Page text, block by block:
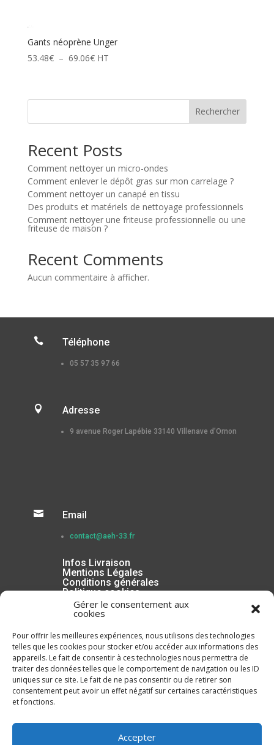
Gérer le consentement aux
cookies
Pour offrir les meilleures expériences, nous utilisons des technologies
telles que les cookies pour stocker et/ou accéder aux informations des
appareils. Le fait de consentir à ces technologies nous permettra de
traiter des données telles que le comportement de navigation ou les ID
uniques sur ce site. Le fait de ne pas consentir ou de retirer son
consentement peut avoir un effet négatif sur certaines caractéristiques
et fonctions.
Accepter
Gants néoprène Unger
53.48€ – 69.06€Plage
53.48€
HT
Rechercher
Recent Posts
Comment nettoyer un micro-ondes
Comment enlever le dépôt gras sur mon carrelage ?
Comment nettoyer un canapé en tissu
Des produits et matériels de nettoyage professionnels
Comment nettoyer une friteuse professionnelle ou une
friteuse de maison ?
Recent Comments
Aucun commentaire à afficher.
 Téléphone
05 57 35 97 66
 Adresse
9 avenue Roger Lapébie 33140 Villenave d’Ornon
 Email
contact@aeh-33.fr
Infos Livraison
Mentions Légales
Conditions générales
Politique cookies